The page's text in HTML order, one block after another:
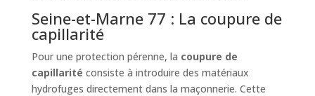
Seine-et-Marne 77 : La coupure de
capillarité
Pour une protection pérenne, la coupure de
capillarité consiste à introduire des matériaux
hydrofuges directement dans la maçonnerie. Cette